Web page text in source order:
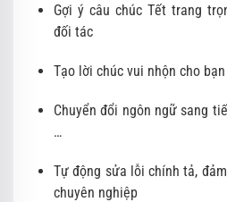
Gợi ý câu chúc Tết trang
đối tác
Tạo lời chúc vui nhộn cho
Chuyển đổi ngôn ngữ sang
…
Tự động sửa lỗi chính tả,
chuyên nghiệp